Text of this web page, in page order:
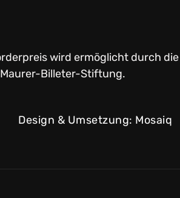
wird ermöglicht durch die
Billeter-Stiftung.
Design & Umsetzung: Mosaiq